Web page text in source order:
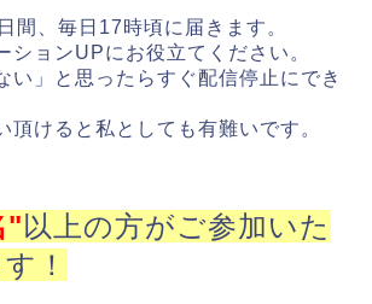
間、毎日17時頃に届きます。
ションUPにお役立てください。
い」と思ったらすぐ配信停止にでき
頂けると私としても有難いです。
" 以上の方がご参加いた
！